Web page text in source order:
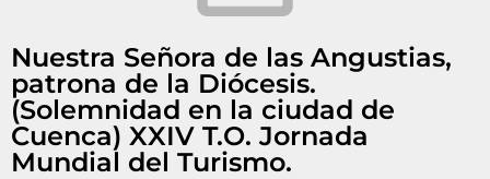
Nuestra Señora de las Angustias,
patrona de la Diócesis.
(Solemnidad en la ciudad de
Cuenca) XXIV T.O. Jornada
Mundial del Turismo.